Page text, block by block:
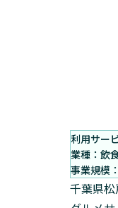
利用サー
業種：飲
事業規模
千葉県